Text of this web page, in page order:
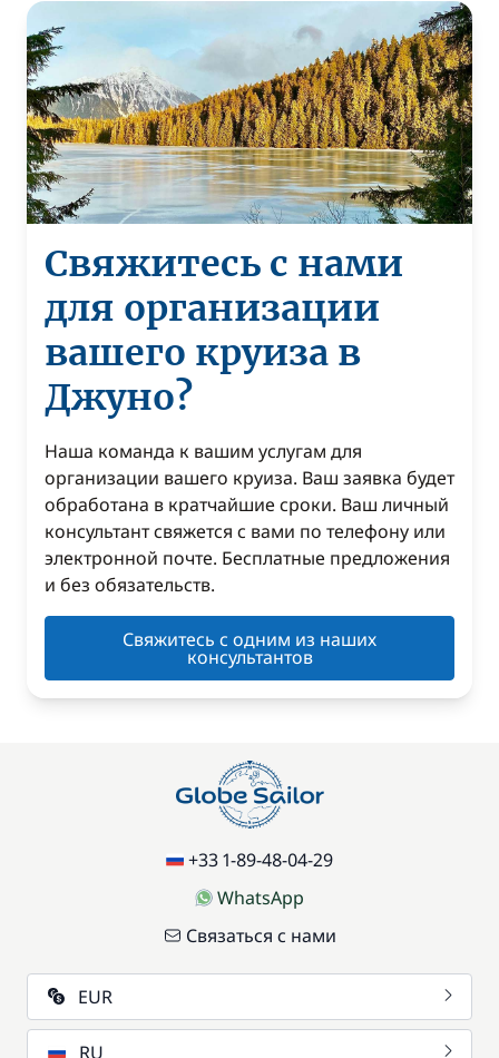
Свяжитесь с нами
для организации
вашего круиза в
Джуно?
Наша команда к вашим услугам для
организации вашего круиза. Ваш заявка будет
обработана в кратчайшие сроки. Ваш личный
консультант свяжется с вами по телефону или
электронной почте. Бесплатные предложения
и без обязательств.
Свяжитесь с одним из наших
консультантов
+33 1-89-48-04-29
WhatsApp
Связаться с нами
EUR
RU